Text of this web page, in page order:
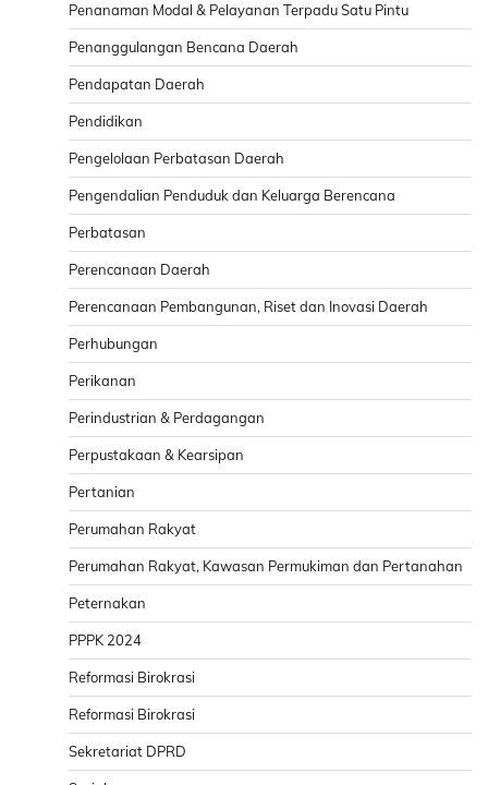
Penanaman Modal & Pelayanan Terpadu Satu Pintu
Penanggulangan Bencana Daerah
Pendapatan Daerah
Pendidikan
Pengelolaan Perbatasan Daerah
Pengendalian Penduduk dan Keluarga Berencana
Perbatasan
Perencanaan Daerah
Perencanaan Pembangunan, Riset dan Inovasi Daerah
Perhubungan
Perikanan
Perindustrian & Perdagangan
Perpustakaan & Kearsipan
Pertanian
Perumahan Rakyat
Perumahan Rakyat, Kawasan Permukiman dan Pertanahan
Peternakan
PPPK 2024
Reformasi Birokrasi
Reformasi Birokrasi
Sekretariat DPRD